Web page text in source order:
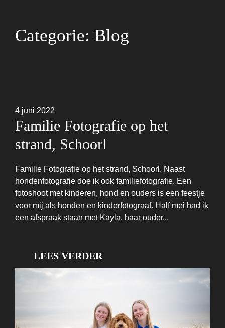
Categorie: Blog
4 juni 2022
Familie Fotografie op het
strand, Schoorl
Familie Fotografie op het strand, Schoorl. Naast
hondenfotografie doe ik ook familiefotografie. Een
fotoshoot met kinderen, hond en ouders is een feestje
voor mij als honden en kinderfotograaf. Half mei had ik
een afspraak staan met Kayla, haar ouder...
LEES VERDER